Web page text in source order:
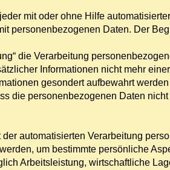
jeder mit oder ohne Hilfe
personenbezogenen Daten. Der
die Verarbeitung
Informationen nicht mehr
gesondert aufbewahrt
die personenbezogenen Daten
der automatisierten Verarbeitung
um bestimmte persönliche
Arbeitsleistung, wirtschaftliche